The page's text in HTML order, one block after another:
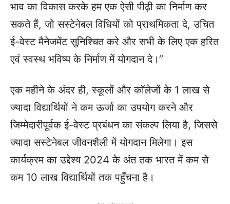
भाव का विकास करके हम एक ऐसी पीढ़ी का निर्माण कर
सकते हैं, जो सस्टेनेबल विधियों को प्राथमिकता दे, उचित
ई-वेस्ट मैनेजमेंट सुनिश्चित करे और सभी के लिए एक हरित
एवं स्वस्थ भविष्य के निर्माण में योगदान दे।’’
एक महीने के अंदर ही, स्कूलों और कॉलेजों के 1 लाख से
ज्यादा विद्यार्थियों ने कम ऊर्जा का उपयोग करने और
जिम्मेदारीपूर्वक ई-वेस्ट प्रबंधन का संकल्प लिया है, जिससे
ज्यादा सस्टेनेबल जीवनशैली में योगदान मिलेगा। इस
कार्यक्रम का उद्देश्य 2024 के अंत तक भारत में कम से
कम 10 लाख विद्यार्थियों तक पहुँचना है।